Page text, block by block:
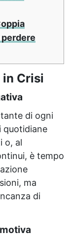
Crisi
di ogni
quotidiane
o, al
è tempo
ma
di